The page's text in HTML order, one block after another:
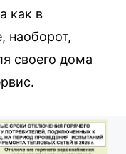
как в
наоборот,
своего дома